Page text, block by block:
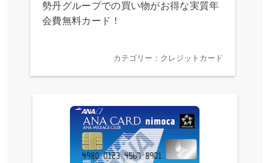
勢丹グループでの買い物がお得な実質年
会費無料カード！
カテゴリー：クレジットカード